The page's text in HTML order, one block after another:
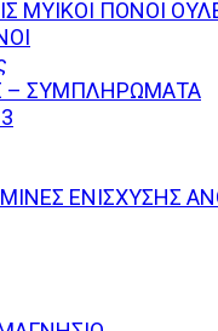
ΜΥΙΚΟΙ ΠΟΝΟΙ
– ΣΥΜΠΛΗΡΩΜΑΤΑ
ΕΝΙΣΧΥΣΗΣ